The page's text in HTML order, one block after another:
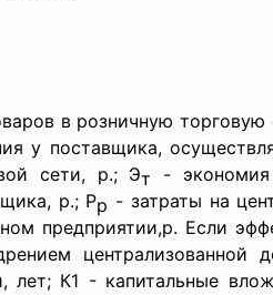
в розничную
у поставщика,
сети, р.; Эт -
р.; Рр - затраты на
предприятии,р. Если
централизованной
лет; К1 - капитальные